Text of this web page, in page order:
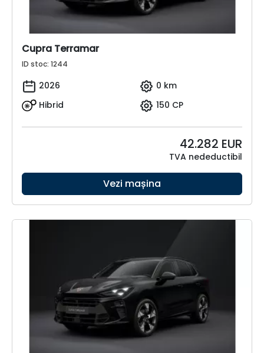
Cupra Terramar
ID stoc: 1244
2026
0 km
Hibrid
150 CP
42.282 EUR
TVA nedeductibil
Vezi mașina